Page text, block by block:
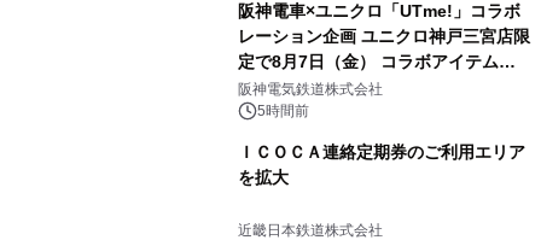
阪神電車×ユニクロ「UTme!」コラボ
レーション企画 ユニクロ神戸三宮店限
定で8月7日（金） コラボアイテムが
発売決定！
阪神電気鉄道株式会社
5時間前
ＩＣＯＣＡ連絡定期券のご利用エリア
を拡大
近畿日本鉄道株式会社